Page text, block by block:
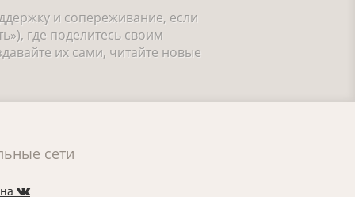
и сопереживание, если
где поделитесь своим
их сами, читайте новые
сети
